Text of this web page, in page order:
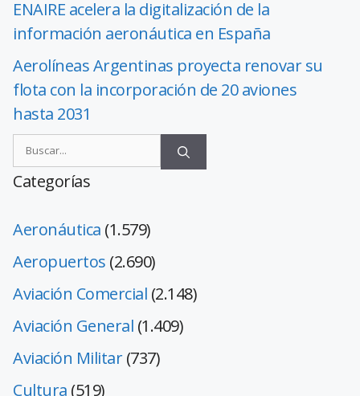
ENAIRE acelera la digitalización de la
información aeronáutica en España
Aerolíneas Argentinas proyecta renovar su
flota con la incorporación de 20 aviones
hasta 2031
Categorías
Aeronáutica (1.579)
Aeropuertos (2.690)
Aviación Comercial (2.148)
Aviación General (1.409)
Aviación Militar(737)
Cultura (519)